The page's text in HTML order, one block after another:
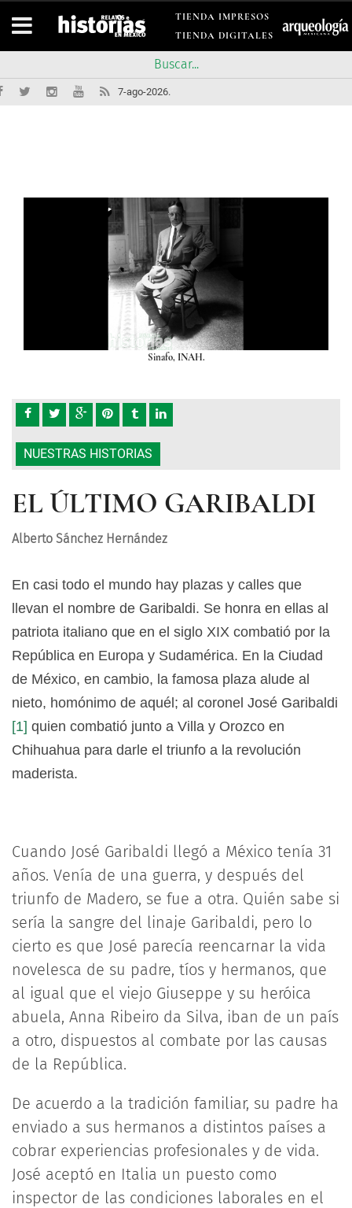
TIENDA IMPRESOS
TIENDA DIGITALES
7-ago-2026.
Sinafo, INAH.
NUESTRAS HISTORIAS
EL ÚLTIMO GARIBALDI
Alberto Sánchez Hernández
En casi todo el mundo hay plazas y calles que
llevan el nombre de Garibaldi. Se honra en ellas al
patriota italiano que en el siglo XIX combatió por la
República en Europa y Sudamérica. En la Ciudad
de México, en cambio, la famosa plaza alude al
nieto, homónimo de aquél; al coronel José Garibaldi
[1] quien combatió junto a Villa y Orozco en
Chihuahua para darle el triunfo a la revolución
maderista.
Cuando José Garibaldi llegó a México tenía 31
años. Venía de una guerra, y después del
triunfo de Madero, se fue a otra. Quién sabe si
sería la sangre del linaje Garibaldi, pero lo
cierto es que José parecía reencarnar la vida
novelesca de su padre, tíos y hermanos, que
al igual que el viejo Giuseppe y su heróica
abuela, Anna Ribeiro da Silva, iban de un país
a otro, dispuestos al combate por las causas
de la República.
De acuerdo a la tradición familiar, su padre ha
enviado a sus hermanos a distintos países a
cobrar experiencias profesionales y de vida.
José aceptó en Italia un puesto como
inspector de las condiciones laborales en el